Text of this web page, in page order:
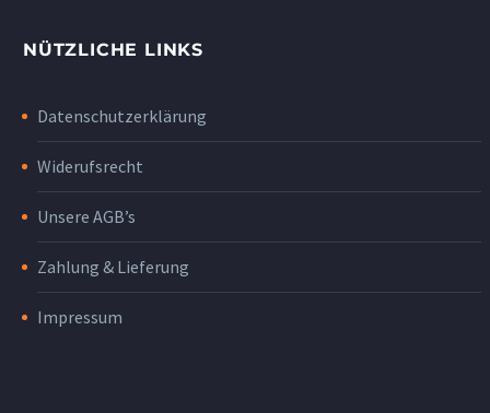
NÜTZLICHE LINKS
Datenschutzerklärung
Widerufsrecht
Unsere AGB’s
Zahlung & Lieferung
Impressum